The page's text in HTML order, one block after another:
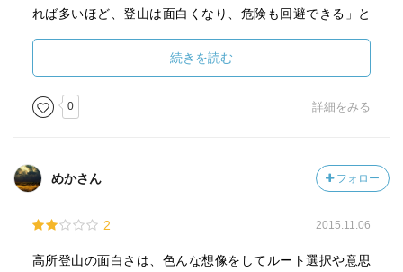
すべての星が、瞬きもせずに強い光を浴びせてくる。
その場にいるからこその見え方がするそうなんです。
目いっぱい想像してみることだけにしますかねえ。
ああいうのに近いのだろうなあ。
れば多いほど、登山は面白くなり、危険も回避できる」と
（2013年7月了）
続きを読む
0 詳細をみる
めかさん フォロー
2 2015.11.06
高所登山の面白さは、色んな想像をしてルート選択や意思